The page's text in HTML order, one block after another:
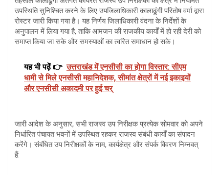
उपस्थिति सुनिश्चित करने के लिए उपजिलाधिकारी कालाढूंगी परितोष वर्मा द्वारा
रोस्टर जारी किया गया है। यह निर्णय जिलाधिकारी वंदना के निर्देशों के
अनुपालन में लिया गया है, ताकि आमजन की राजकीय कार्यों में हो रही देरी को
समाप्त किया जा सके और समस्याओं का त्वरित समाधान हो सके।
यह भी पढ़ें 👉 उत्तराखंड में एनसीसी का होगा विस्तार: सीएम
धामी से मिले एनसीसी महानिदेशक, सीमांत क्षेत्रों में नई इकाइयों
और एनसीसी अकादमी पर हुई चर्
जारी आदेश के अनुसार, सभी राजस्व उप निरीक्षक प्रत्येक सोमवार को अपने
निर्धारित पंचायत भवनों में उपस्थित रहकर राजस्व संबंधी कार्यों का संपादन
करेंगे। संबंधित उप निरीक्षकों के नाम, कार्यक्षेत्र और संपर्क विवरण निम्नवत्
हैं: